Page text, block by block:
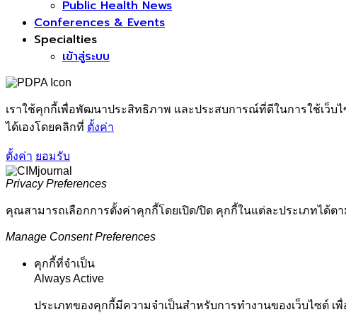
Public Health News
Conferences & Events
Specialties
เข้าสู่ระบบ
เราใช้คุกกี้เพื่อพัฒนาประสิทธิภาพ และประสบการณ์ที่ดีในการใช้เว็
ได้เองโดยคลิกที่ ตั้งค่า
ตั้งค่า ยอมรับ
Privacy Preferences
คุณสามารถเลือกการตั้งค่าคุกกี้โดยเปิด/ปิด คุกกี้ในแต่ละประเภทได้ต
Manage Consent Preferences
คุกกี้ที่จำเป็น
Always Active
ประเภทของคุกกี้มีความจำเป็นสำหรับการทำงานของเว็บไซต์